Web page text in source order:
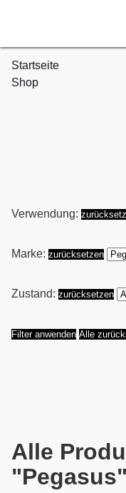
Startseite
Shop
Verwendung:
Marke: zurücksetzen
Zustand: zurücksetzen
Filter anwenden Alle
Alle
"Pegasus"